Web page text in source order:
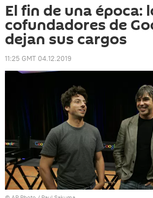
El fin de una época:
cofundadores de
dejan sus cargos
11:25 GMT 04.12.2019